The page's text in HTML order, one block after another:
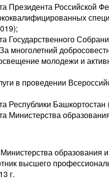
Президента Российской
Государственного
многолетний
молодежи и
в проведении
Республики Башкортостан
Министерства
образования
высшего
г.